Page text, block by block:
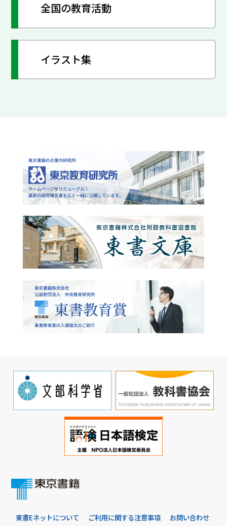
全国の教育活動
イラスト集
東書Eネットについて ご利用に関する注意事項
お問い合わせ